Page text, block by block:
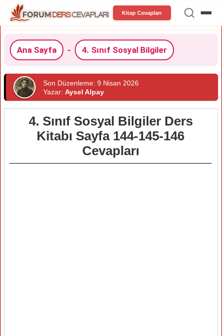
Kitap Cevapları
Ana Sayfa - 4. Sınıf Sosyal Bilgiler
Son Düzenleme: 9 Nisan 2026
Yazar: Aysel Alpay
4. Sınıf Sosyal Bilgiler Ders
Kitabı Sayfa 144-145-146
Cevapları